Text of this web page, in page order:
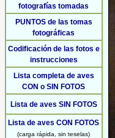
fotografías tomadas
PUNTOS de las tomas
fotográficas
Codificación de las fotos e
instrucciones
Lista completa de aves
CON o SIN FOTOS
Lista de aves SIN FOTOS
Lista de aves CON FOTOS
(carga rápida, sin teselas)